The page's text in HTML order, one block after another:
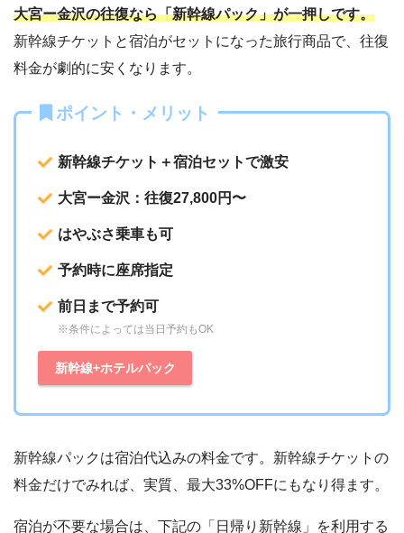
大宮ー金沢の往復なら「新幹線パック」が一押しです。
新幹線チケットと宿泊がセットになった旅行商品で、往復
料金が劇的に安くなります。
ポイント・メリット
新幹線チケット＋宿泊セットで激安
大宮ー金沢：往復27,800円〜
はやぶさ乗車も可
予約時に座席指定
前日まで予約可
※条件によっては当日予約もOK
新幹線+ホテルパック
新幹線パックは宿泊代込みの料金です。新幹線チケットの
料金だけでみれば、実質、最大33%OFFにもなり得ます。
宿泊が不要な場合は、下記の「日帰り新幹線」を利用する